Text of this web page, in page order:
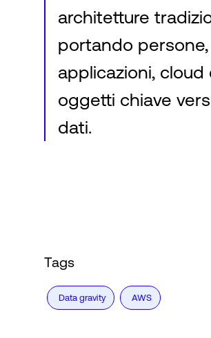
architetture
portando persone,
applicazioni, cloud
oggetti chiave
dati.
Tags
Data gravity AWS